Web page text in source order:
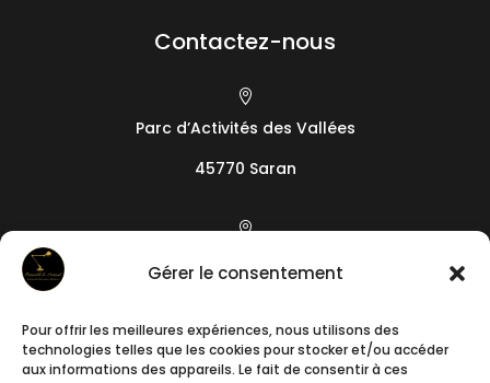
Gérer le consentement
Pour offrir les meilleures expériences, nous utilisons des
technologies telles que les cookies pour stocker et/ou accéder
aux informations des appareils. Le fait de consentir à ces
Contactez-nous

Parc d’Activités des Vallées
45770 Saran

19 camin de l’Arieta

+33788241640